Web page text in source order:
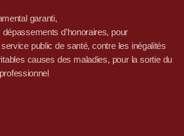
garanti,
d’honoraires, pour
public de santé, contre les inégalités
causes des maladies, pour la sortie du